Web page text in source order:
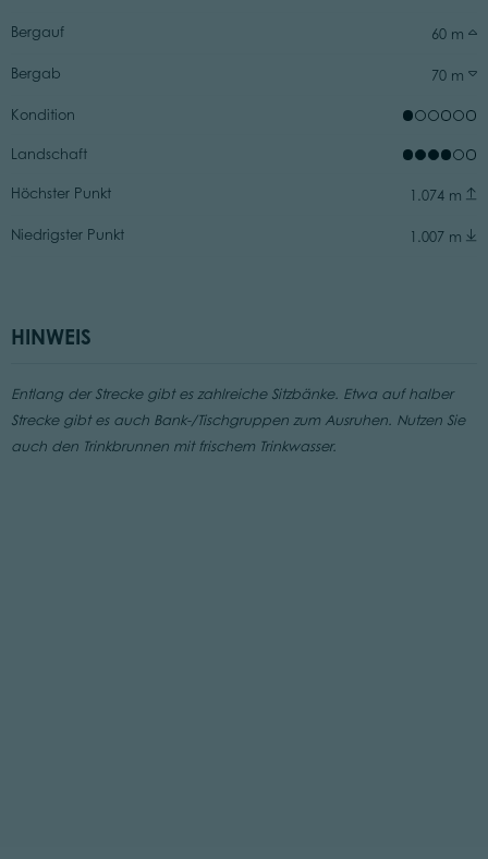
Bergauf 60 m
Bergab 70 m
Kondition
Landschaft
Höchster Punkt 1.074 m
Niedrigster Punkt 1.007 m
HINWEIS
Entlang der Strecke gibt es zahlreiche Sitzbänke. Etwa auf halber
Strecke gibt es auch Bank-/Tischgruppen zum Ausruhen. Nutzen Sie
auch den Trinkbrunnen mit frischem Trinkwasser.